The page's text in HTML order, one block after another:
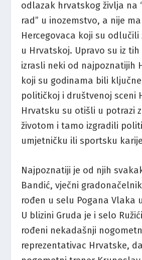
odlazak hrvatskog življa na
rad” u inozemstvo, a nije
Hercegovaca koji su
u Hrvatskoj. Upravo su iz
izrasli neki od najpoznatijih
koji su godinama bili
političkoj i društvenoj sceni
Hrvatsku su otišli u potrazi
životom i tamo izgradili
umjetničku ili sportsku
Najpoznatiji je od njih
Bandić, vječni
rođen u selu Pogana Vlaka
U blizini Gruda je i selo
rođeni nekadašnji
reprezentativac Hrvatske,